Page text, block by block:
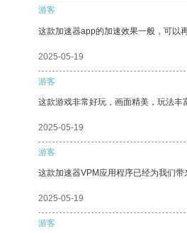
游客
这款加速器app的加速效果一般，可以
2025-05-19
游客
这款游戏非常好玩，画面精美，玩法丰
2025-05-19
游客
这款加速器VPM应用程序已经为我们带
2025-05-19
游客